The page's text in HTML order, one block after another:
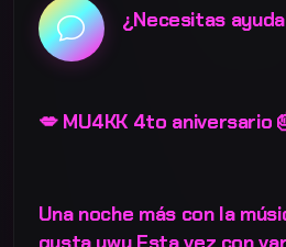
¿Necesitas
💋 MU4KK 4to aniversario
Una noche más con la